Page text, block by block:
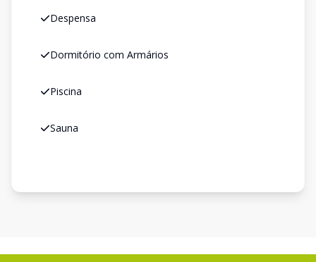
Despensa
Dormitório com Armários
Piscina
Sauna